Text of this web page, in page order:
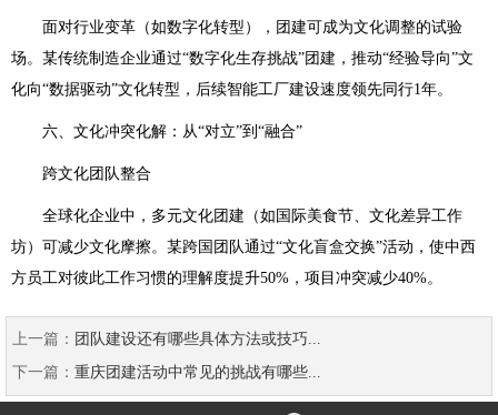
面对行业变革（如数字化转型），团建可成为文化调整的试验
场。某传统制造企业通过“数字化生存挑战”团建，推动“经验导向”文
化向“数据驱动”文化转型，后续智能工厂建设速度领先同行1年。
六、文化冲突化解：从“对立”到“融合”
跨文化团队整合
全球化企业中，多元文化团建（如国际美食节、文化差异工作
坊）可减少文化摩擦。某跨国团队通过“文化盲盒交换”活动，使中西
方员工对彼此工作习惯的理解度提升50%，项目冲突减少40%。
上一篇： 团队建设还有哪些具体方法或技巧...
下一篇： 重庆团建活动中常见的挑战有哪些...